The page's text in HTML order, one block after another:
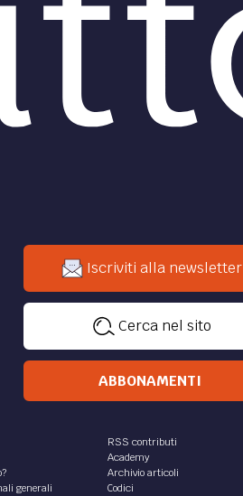
Iscriviti alla newsletter
Cerca nel sito
ABBONAMENTI
generali
RSS contributi
Academy
Archivio articoli
Codici